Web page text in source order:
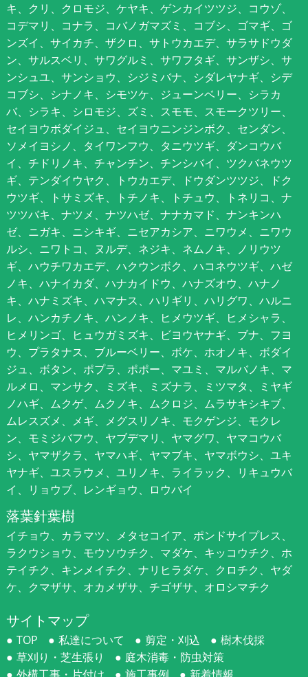
キ、クリ、クロモジ、ケヤキ、ゲンカイツツジ、コウゾ、
コデマリ、コナラ、コバノガマズミ、コブシ、ゴマギ、ゴ
ンズイ、サイカチ、ザクロ、サトウカエデ、サラサドウダ
ン、サルスベリ、サワグルミ、サワフタギ、サンザシ、サ
ンシュユ、サンショウ、シジミバナ、シダレヤナギ、シデ
コブシ、シナノキ、シモツケ、ジューンベリー、シラカ
バ、シラキ、シロモジ、ズミ、スモモ、スモークツリー、
セイヨウボダイジュ、セイヨウニンジンボク、センダン、
ソメイヨシノ、タイワンフウ、タニウツギ、ダンコウバ
イ、チドリノキ、チャンチン、チンシバイ、ツクバネウツ
ギ、テンダイウヤク、トウカエデ、ドウダンツツジ、ドク
ウツギ、トサミズキ、トチノキ、トチュウ、トネリコ、ナ
ツツバキ、ナツメ、ナツハゼ、ナナカマド、ナンキンハ
ゼ、ニガキ、ニシキギ、ニセアカシア、ニワウメ、ニワウ
ルシ、ニワトコ、ヌルデ、ネジキ、ネムノキ、ノリウツ
ギ、ハウチワカエデ、ハクウンボク、ハコネウツギ、ハゼ
ノキ、ハナイカダ、ハナカイドウ、ハナズオウ、ハナノ
キ、ハナミズキ、ハマナス、ハリギリ、ハリグワ、ハルニ
レ、ハンカチノキ、ハンノキ、ヒメウツギ、ヒメシャラ、
ヒメリンゴ、ヒュウガミズキ、ビヨウヤナギ、ブナ、フヨ
ウ、プラタナス、ブルーベリー、ボケ、ホオノキ、ボダイ
ジュ、ボタン、ポプラ、ポポー、マユミ、マルバノキ、マ
ルメロ、マンサク、ミズキ、ミズナラ、ミツマタ、ミヤギ
ノハギ、ムクゲ、ムクノキ、ムクロジ、ムラサキシキブ、
ムレスズメ、メギ、メグスリノキ、モクゲンジ、モクレ
ン、モミジバフウ、ヤブデマリ、ヤマグワ、ヤマコウバ
シ、ヤマザクラ、ヤマハギ、ヤマブキ、ヤマボウシ、ユキ
ヤナギ、ユスラウメ、ユリノキ、ライラック、リキュウバ
イ、リョウブ、レンギョウ、ロウバイ
落葉針葉樹
イチョウ、カラマツ、メタセコイア、ポンドサイプレス、
ラクウショウ、モウソウチク、マダケ、キッコウチク、ホ
テイチク、キンメイチク、ナリヒラダケ、クロチク、ヤダ
ケ、クマザサ、オカメザサ、チゴザサ、オロシマチク
サイトマップ
TOP 私達について 剪定・刈込
樹木伐採
草刈り・芝生張り
庭木消毒・防虫対策